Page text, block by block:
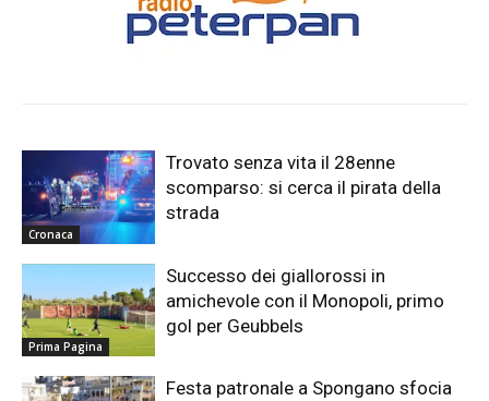
Cronaca
Trovato senza vita il 28enne
scomparso: si cerca il pirata della
strada
Prima Pagina
Successo dei giallorossi in
amichevole con il Monopoli, primo
gol per Geubbels
Festa patronale a Spongano sfocia